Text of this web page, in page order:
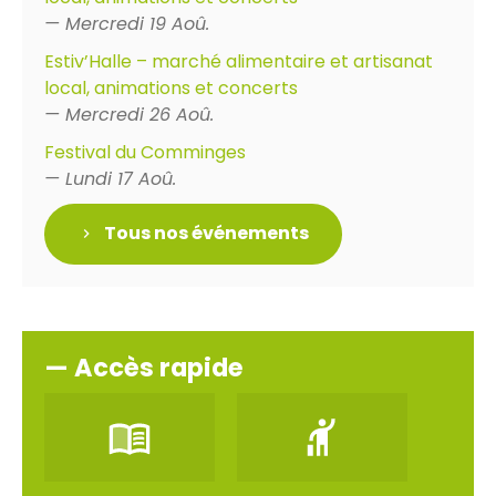
— Mercredi 19 Aoû.
Estiv’Halle – marché alimentaire et artisanat
local, animations et concerts
— Mercredi 26 Aoû.
Festival du Comminges
— Lundi 17 Aoû.
Tous nos événements
— Accès rapide